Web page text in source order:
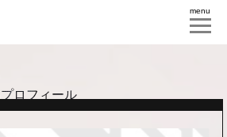
menu
プロフィール